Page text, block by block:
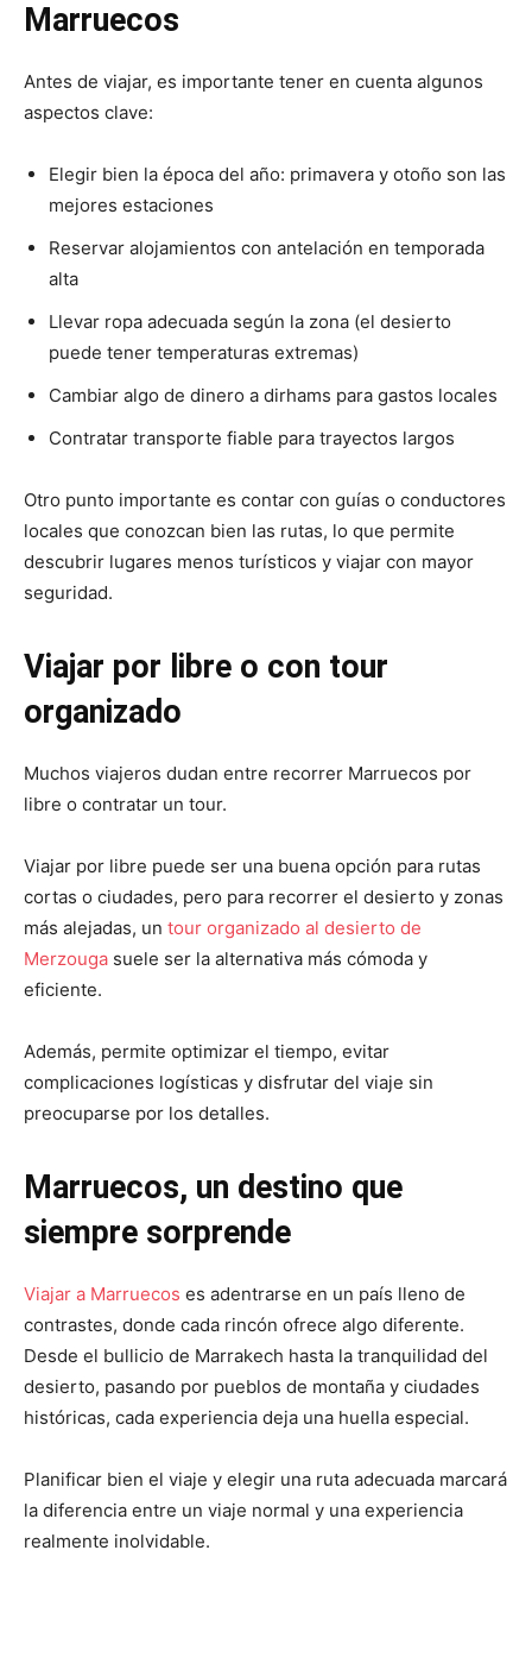
Marruecos
Antes de viajar, es importante tener en cuenta algunos
aspectos clave:
Elegir bien la época del año: primavera y otoño son las
mejores estaciones
Reservar alojamientos con antelación en temporada
alta
Llevar ropa adecuada según la zona (el desierto
puede tener temperaturas extremas)
Cambiar algo de dinero a dirhams para gastos locales
Contratar transporte fiable para trayectos largos
Otro punto importante es contar con guías o conductores
locales que conozcan bien las rutas, lo que permite
descubrir lugares menos turísticos y viajar con mayor
seguridad.
Viajar por libre o con tour
organizado
Muchos viajeros dudan entre recorrer Marruecos por
libre o contratar un tour.
Viajar por libre puede ser una buena opción para rutas
cortas o ciudades, pero para recorrer el desierto y zonas
más alejadas, un tour organizado al desierto de
Merzouga suele ser la alternativa más cómoda y
eficiente.
Además, permite optimizar el tiempo, evitar
complicaciones logísticas y disfrutar del viaje sin
preocuparse por los detalles.
Marruecos, un destino que
siempre sorprende
Viajar a Marruecos es adentrarse en un país lleno de
contrastes, donde cada rincón ofrece algo diferente.
Desde el bullicio de Marrakech hasta la tranquilidad del
desierto, pasando por pueblos de montaña y ciudades
históricas, cada experiencia deja una huella especial.
Planificar bien el viaje y elegir una ruta adecuada marcará
la diferencia entre un viaje normal y una experiencia
realmente inolvidable.